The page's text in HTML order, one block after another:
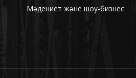
Мәдениет және шоу-бизнес